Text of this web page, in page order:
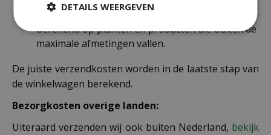
Er word standaard € 4,99 verzendkosten
berekend op planten en producten die buiten de
maximale afmetingen vallen.
De juiste verzendkosten worden in de laatste stap van
de winkelwagen berekend.
Bezorgkosten overige landen:
Uiteraard verzenden wij ook buiten Nederland, bekijk
DETAILS WEERGEVEN